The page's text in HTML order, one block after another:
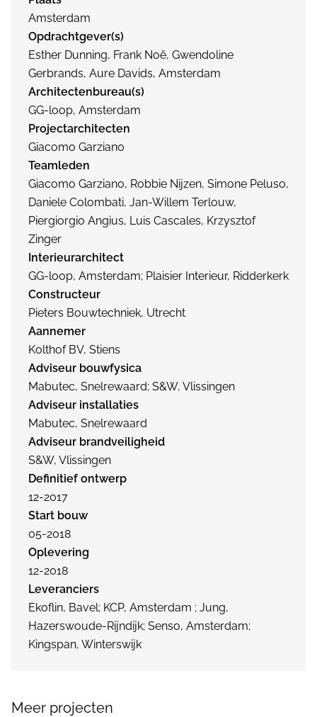
Amsterdam
Opdrachtgever(s)
Esther Dunning, Frank Noë, Gwendoline
Gerbrands, Aure Davids, Amsterdam
Architectenbureau(s)
GG-loop, Amsterdam
Projectarchitecten
Giacomo Garziano
Teamleden
Giacomo Garziano, Robbie Nijzen, Simone Peluso,
Daniele Colombati, Jan-Willem Terlouw,
Piergiorgio Angius, Luis Cascales, Krzysztof
Zinger
Interieurarchitect
GG-loop, Amsterdam; Plaisier Interieur, Ridderkerk
Constructeur
Pieters Bouwtechniek, Utrecht
Aannemer
Kolthof BV, Stiens
Adviseur bouwfysica
Mabutec, Snelrewaard; S&W, Vlissingen
Adviseur installaties
Mabutec, Snelrewaard
Adviseur brandveiligheid
S&W, Vlissingen
Definitief ontwerp
12-2017
Start bouw
05-2018
Oplevering
12-2018
Leveranciers
Ekoflin, Bavel; KCP, Amsterdam ; Jung,
Hazerswoude-Rijndijk; Senso, Amsterdam;
Kingspan, Winterswijk
Meer projecten